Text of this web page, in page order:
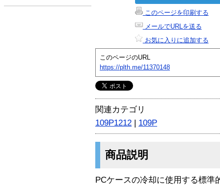
このページを印刷する
メールでURLを送る
お気に入りに追加する
このページのURL
https://plth.me/11370148
関連カテゴリ
109P1212 | 109P
商品説明
PCケースの冷却に使用する標準